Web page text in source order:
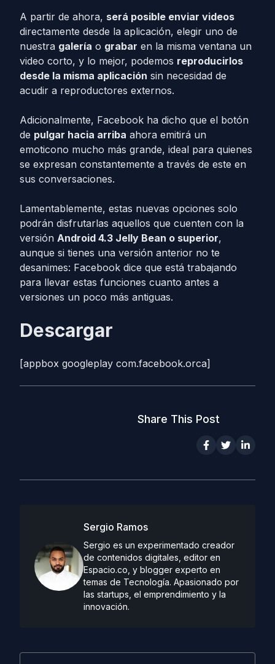
A partir de ahora, será posible enviar videos
directamente desde la aplicación, elegir uno de
nuestra galería o grabar en la misma ventana un
video corto, y lo mejor, podemos reproducirlos
desde la misma aplicación sin necesidad de
acudir a reproductores externos.
Adicionalmente, Facebook ha dicho que el botón
de pulgar hacia arriba ahora emitirá un
emoticono mucho más grande, ideal para quienes
se expresan constantemente a través de este en
sus conversaciones.
Lamentablemente, estas nuevas opciones solo
podrán disfrutarlas aquellos que cuenten con la
versión Android 4.3 Jelly Bean o superior,
aunque si tienes una versión anterior no te
desanimes: Facebook dice que está trabajando
para llevar estas funciones cuanto antes a
versiones un poco más antiguas.
Descargar
[appbox googleplay com.facebook.orca]
Share This Post
Sergio Ramos
Sergio es un experimentado creador
de contenidos digitales, editor en
Espacio.co, y blogger experto en
temas de Tecnología. Apasionado por
las startups, el emprendimiento y la
innovación.